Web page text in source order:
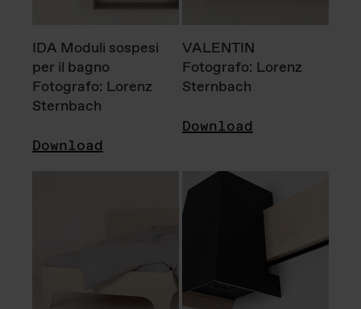
IDA Moduli sospesi
per il bagno
Fotografo: Lorenz
Sternbach
Download
VALENTIN
Fotografo: Lorenz
Sternbach
Download